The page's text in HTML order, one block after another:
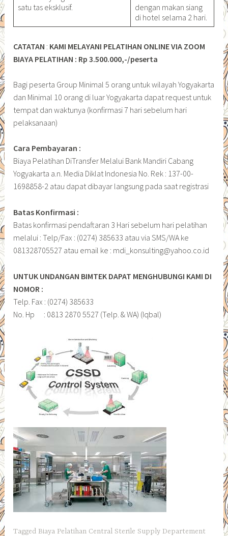
satu tas eksklusif.
dengan makan siang
di hotel selama 2 hari.
CATATAN : KAMI MELAYANI PELATIHAN ONLINE VIA ZOOM
BIAYA PELATIHAN : Rp 3.500.000,-/peserta
Bagi peserta Group Minimal 5 orang untuk wilayah Yogyakarta
dan Minimal 10 orang di luar Yogyakarta dapat request untuk
tempat dan waktunya (konfirmasi 7 hari sebelum hari
pelaksanaan)
Cara Pembayaran :
Biaya Pelatihan DiTransfer Melalui Bank Mandiri Cabang
Yogyakarta a.n. Media Diklat Indonesia No. Rek : 137-00-
1698858-2 atau dapat dibayar langsung pada saat registrasi
Batas Konfirmasi :
Batas konfirmasi pendaftaran 3 Hari sebelum hari pelatihan
melalui : Telp/Fax : (0274) 385633 atau via SMS/WA ke
081328705527 atau email ke : mdi_konsulting@yahoo.co.id
UNTUK UNDANGAN BIMTEK DAPAT MENGHUBUNGI KAMI DI
NOMOR :
Telp. Fax : (0274) 385633
No. Hp : 0813 2870 5527 (Telp. & WA) (Iqbal)
Tagged Biaya Pelatihan Central Sterile Supply Departement